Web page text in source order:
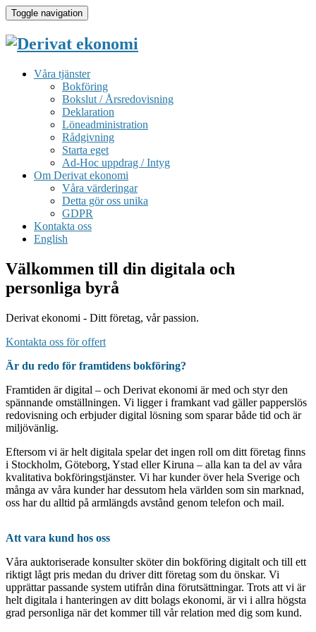
Toggle navigation
Våra tjänster
Bokföring
Bokslut / Årsredovisning
Deklaration
Löneadministration
Rådgivning
Starta eget
Ad-Hoc uppdrag / Intyg
Om Derivat ekonomi
Våra värderingar
Detta gör oss unika
GDPR
Kontakta oss
English
Välkommen till din digitala och
personliga byrå
Derivat ekonomi - Ditt företag, vår passion.
Kontakta oss för offert
Är du redo för framtidens bokföring?
Framtiden är digital – och Derivat ekonomi är med och styr den
spännande omställningen. Vi ligger i framkant vad gäller papperslös
redovisning och erbjuder digital lösning som sparar både tid och är
miljövänlig.
Eftersom vi är helt digitala spelar det ingen roll om ditt företag finns
i Stockholm, Göteborg, Ystad eller Kiruna – alla kan ta del av våra
kvalitativa bokföringstjänster. Vi har kunder över hela Sverige och
många av våra kunder har dessutom hela världen som sin marknad,
oss har du alltid på armlängds avstånd genom telefon och mail.
Att vara kund hos oss
Våra auktoriserade konsulter sköter din bokföring digitalt och till ett
riktigt lågt pris medan du driver ditt företag som du önskar. Vi
upprättar passande system utifrån dina förutsättningar. Trots att vi är
helt digitala i hanteringen av ditt bolags ekonomi, är vi i allra högsta
grad personliga när det kommer till vår relation med dig som kund.